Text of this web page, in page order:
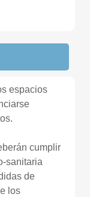
espacios
cumplir
sanitaria
de
los